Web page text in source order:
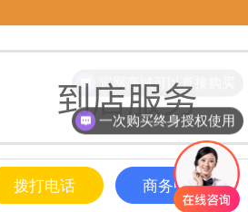
一次购买终身授权使用
拨打电话 商务中心